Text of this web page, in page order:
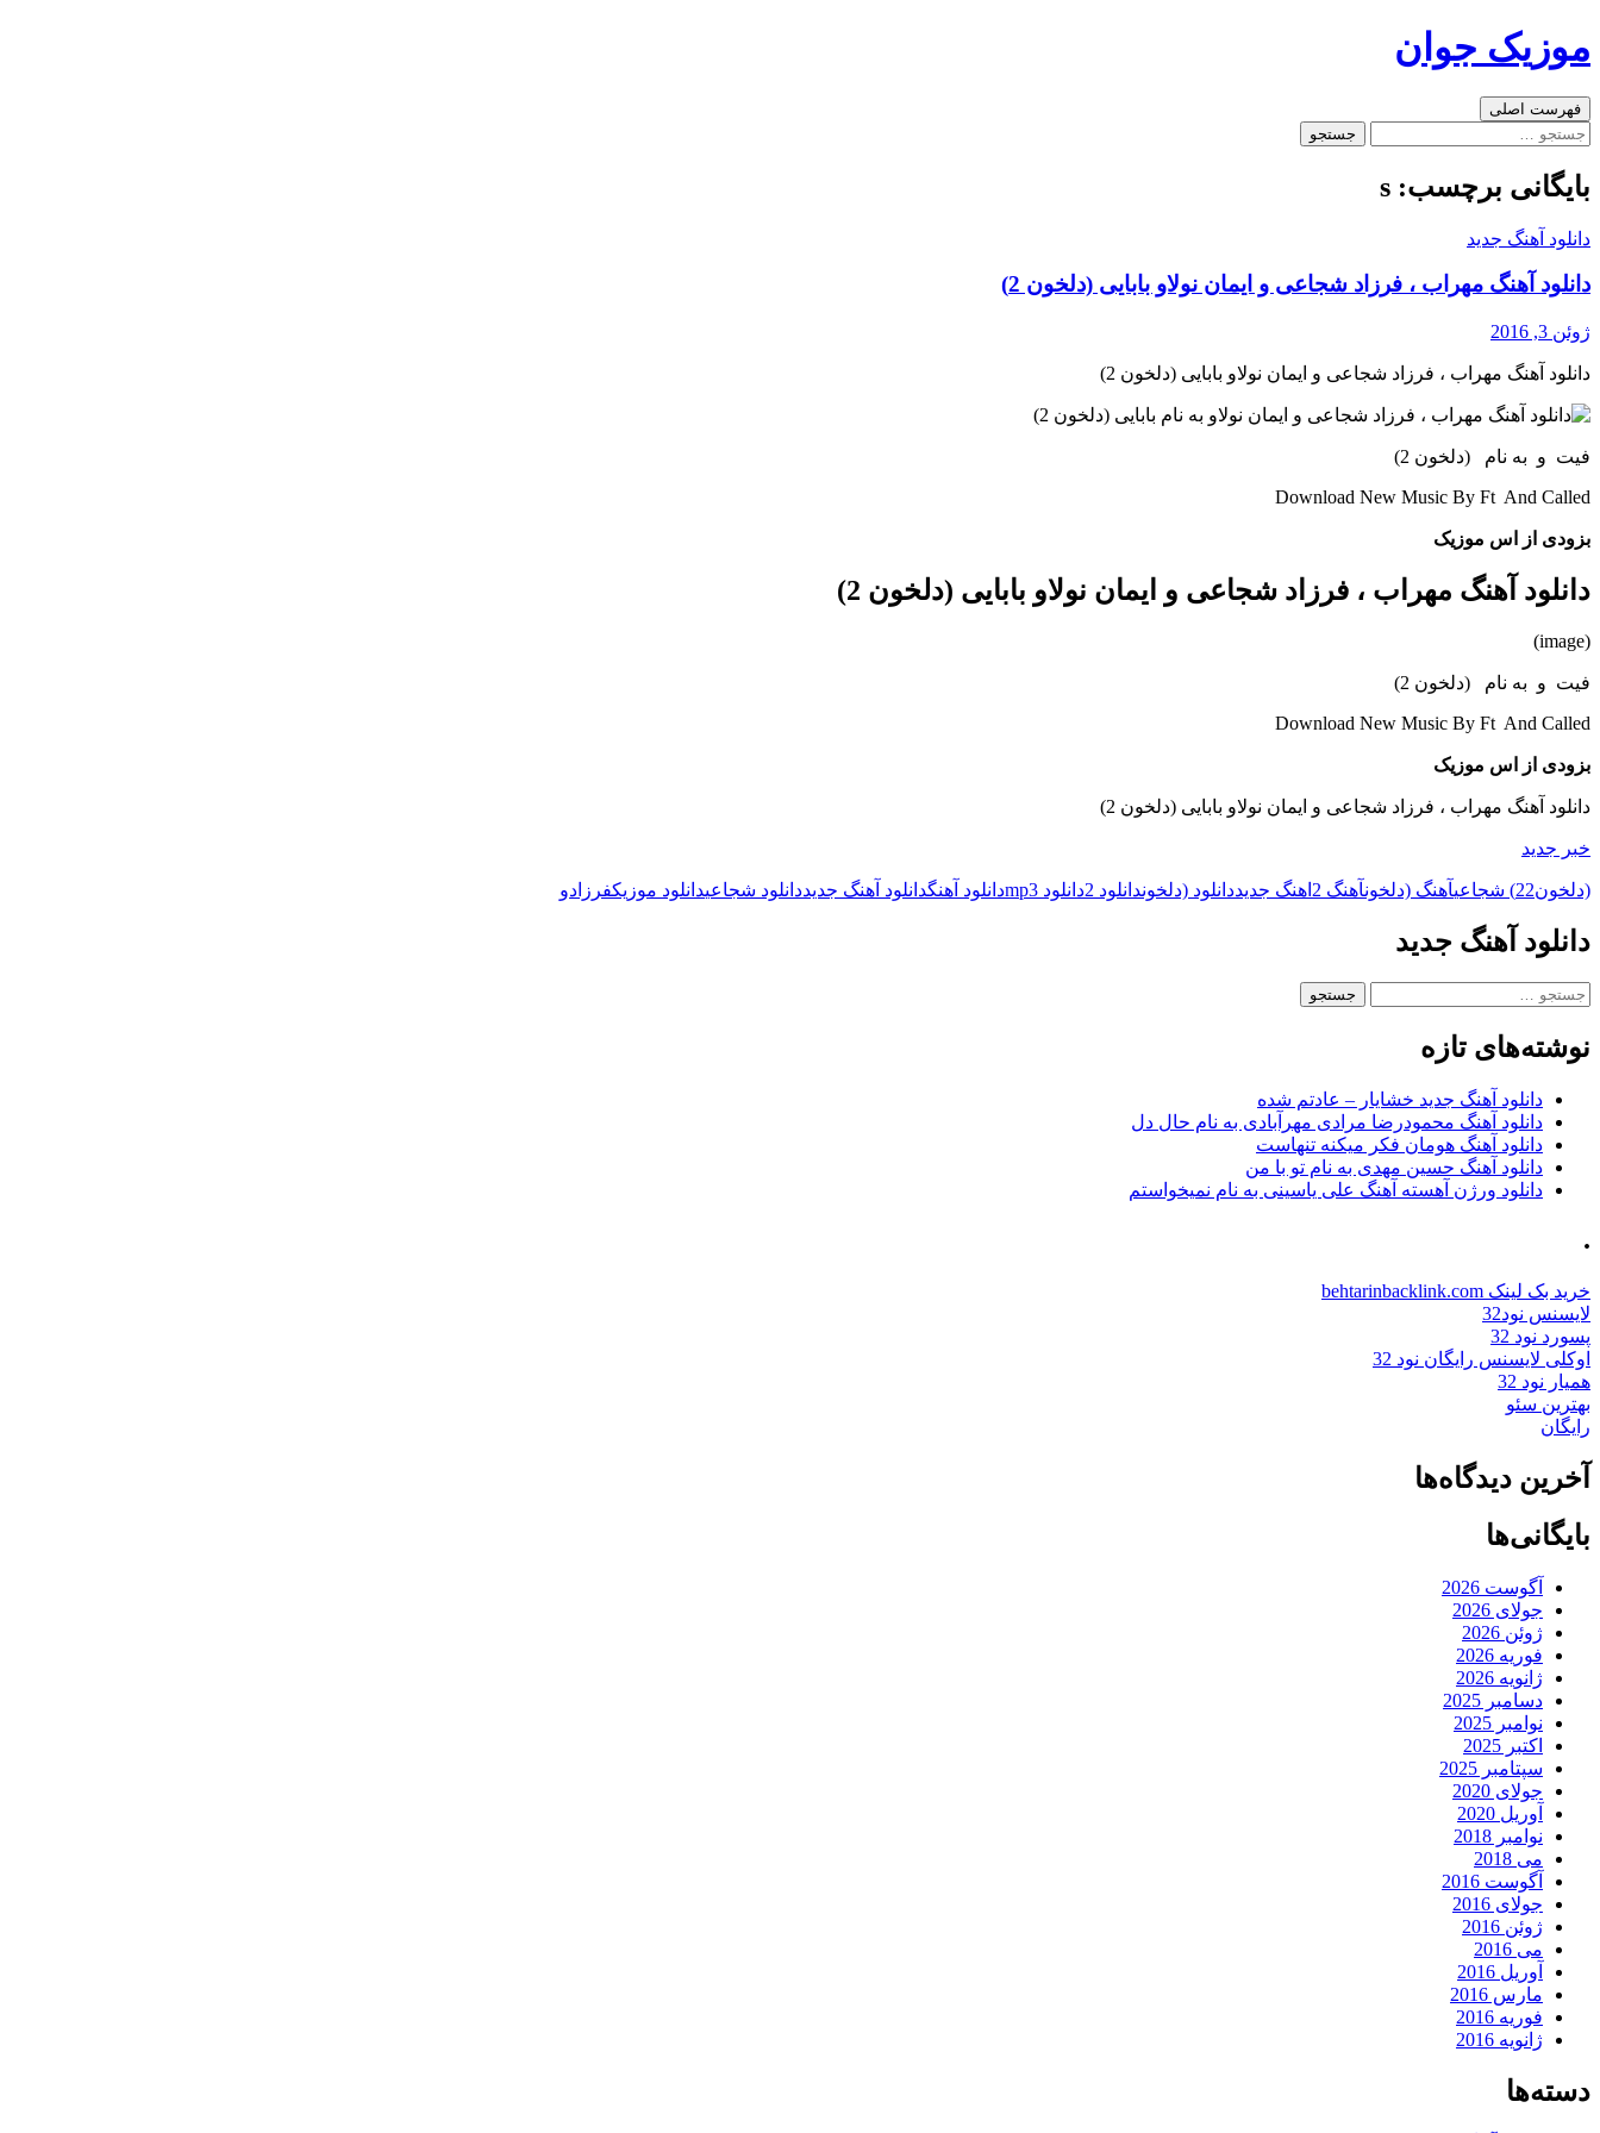
به
موزیک جوان
جست‌وجو
فهرست اصلی
جستجو
بایگانی برچسب: s
دانلود آهنگ جدید
دانلود آهنگ مهراب ، فرزاد شجاعی و ایمان نولاو بابایی (دلخون 2)
ژوئن 3, 2016
دانلود آهنگ مهراب ، فرزاد شجاعی و ایمان نولاو بابایی (دلخون 2)
فیت و به نام (دلخون 2)
Download New Music By Ft And Called
بزودی از اس موزیک
دانلود آهنگ مهراب ، فرزاد شجاعی و ایمان نولاو بابایی (دلخون 2)
(image)
فیت و به نام (دلخون 2)
Download New Music By Ft And Called
بزودی از اس موزیک
دانلود آهنگ مهراب ، فرزاد شجاعی و ایمان نولاو بابایی (دلخون 2)
خبر جدید
(دلخون 22) شجاعی آهنگ (دلخونآهنگ 2 اهنگ جدیددانلود (دلخوندانلود 2 دانلود mp3 دانلود آهنگدانلود آهنگ جدیددانلود شجاعیدانلود موزیکفرزادو
دانلود آهنگ جدید
جستجو
نوشته‌های تازه
دانلود آهنگ جدید خشایار – عادتم شده
دانلود آهنگ محمودرضا مرادی مهرآبادی به نام حال دل
دانلود آهنگ هومان فکر میکنه تنهاست
دانلود آهنگ حسین مهدی به نام تو با من
دانلود ورژن آهسته آهنگ علی یاسینی به نام نمیخواستم
.
خرید بک لینک behtarinbacklink.com
لایسنس نود32
پسورد نود 32
اوکلی لایسنس رایگان نود 32
همیار نود 32
بهترین سئو
رایگان
آخرین دیدگاه‌ها
بایگانی‌ها
آگوست 2026
جولای 2026
ژوئن 2026
فوریه 2026
ژانویه 2026
دسامبر 2025
نوامبر 2025
اکتبر 2025
سپتامبر 2025
جولای 2020
آوریل 2020
نوامبر 2018
می 2018
آگوست 2016
جولای 2016
ژوئن 2016
می 2016
آوریل 2016
مارس 2016
فوریه 2016
ژانویه 2016
دسته‌ها